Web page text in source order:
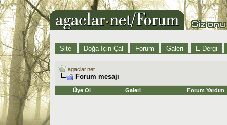
Site Doğa İçin Çal Forum Galeri E-Dergi
agaclar.net
Forum mesajı
Üye Ol Galeri Forum Yardım